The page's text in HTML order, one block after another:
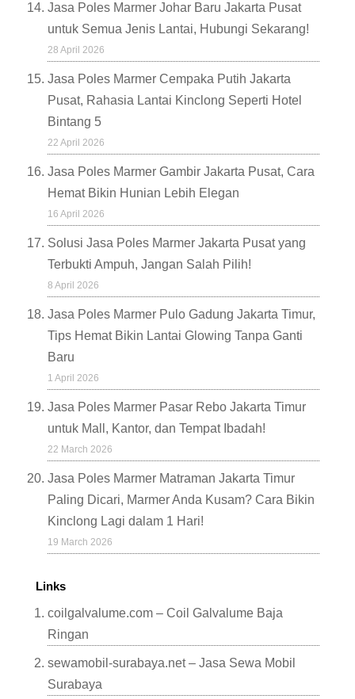
Jasa Poles Marmer Johar Baru Jakarta Pusat
untuk Semua Jenis Lantai, Hubungi Sekarang!
28 April 2026
Jasa Poles Marmer Cempaka Putih Jakarta
Pusat, Rahasia Lantai Kinclong Seperti Hotel
Bintang 5
22 April 2026
Jasa Poles Marmer Gambir Jakarta Pusat, Cara
Hemat Bikin Hunian Lebih Elegan
16 April 2026
Solusi Jasa Poles Marmer Jakarta Pusat yang
Terbukti Ampuh, Jangan Salah Pilih!
8 April 2026
Jasa Poles Marmer Pulo Gadung Jakarta Timur,
Tips Hemat Bikin Lantai Glowing Tanpa Ganti
Baru
1 April 2026
Jasa Poles Marmer Pasar Rebo Jakarta Timur
untuk Mall, Kantor, dan Tempat Ibadah!
22 March 2026
Jasa Poles Marmer Matraman Jakarta Timur
Paling Dicari, Marmer Anda Kusam? Cara Bikin
Kinclong Lagi dalam 1 Hari!
19 March 2026
Links
coilgalvalume.com – Coil Galvalume Baja
Ringan
sewamobil-surabaya.net – Jasa Sewa Mobil
Surabaya